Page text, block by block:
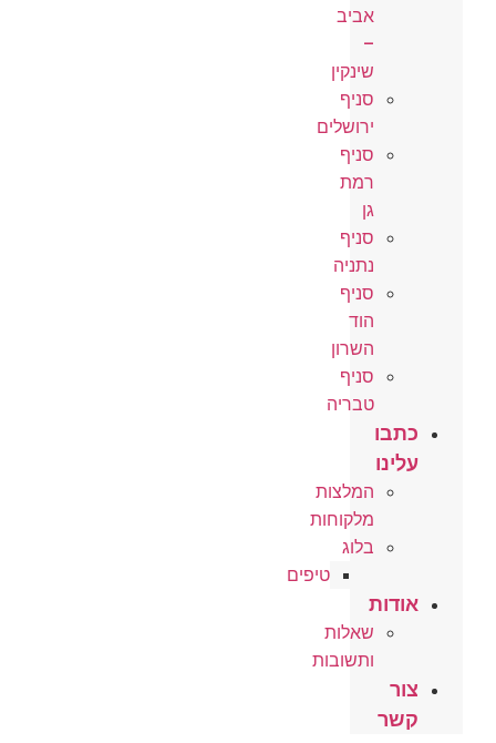
אביב
–
שינקין
סניף
ירושלים
סניף
רמת
גן
סניף
נתניה
סניף
הוד
השרון
סניף
טבריה
כתבו
עלינו
המלצות
מלקוחות
בלוג
טיפים
אודות
שאלות
ותשובות
צור
קשר